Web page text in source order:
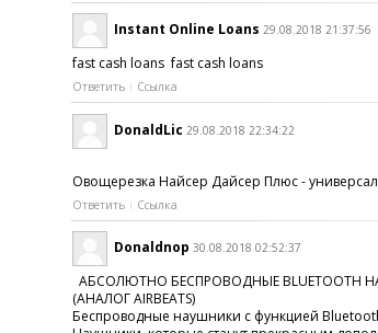
Instant Online Loans 29.08.2018 21:37:56
fast cash loans fast cash loans
Ответить Ссылка
DonaldLic 29.08.2018 22:34:22
Овощерезка Найсер Дайсер Плюс -
Ответить Ссылка
Donaldnop 30.08.2018 02:52:37
АБСОЛЮТНО БЕСПРОВОДНЫЕ BLUETOOTH
(АНАЛОГ AIRBEATS)
Беспроводные наушники с функцией